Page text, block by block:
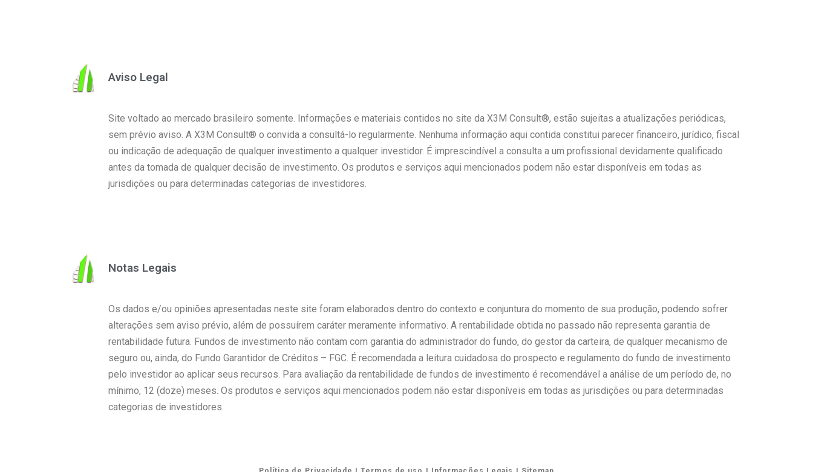
Aviso Legal
Site voltado ao mercado brasileiro somente. Informações e materiais contidos no site da X3M Consult®, estão sujeitas a atualizações periódicas,
sem prévio aviso. A X3M Consult® o convida a consultá-lo regularmente. Nenhuma informação aqui contida constitui parecer financeiro, jurídico, fiscal
ou indicação de adequação de qualquer investimento a qualquer investidor. É imprescindível a consulta a um profissional devidamente qualificado
antes da tomada de qualquer decisão de investimento. Os produtos e serviços aqui mencionados podem não estar disponíveis em todas as
jurisdições ou para determinadas categorias de investidores.
Notas Legais
Os dados e/ou opiniões apresentadas neste site foram elaborados dentro do contexto e conjuntura do momento de sua produção, podendo sofrer
alterações sem aviso prévio, além de possuírem caráter meramente informativo. A rentabilidade obtida no passado não representa garantia de
rentabilidade futura. Fundos de investimento não contam com garantia do administrador do fundo, do gestor da carteira, de qualquer mecanismo de
seguro ou, ainda, do Fundo Garantidor de Créditos – FGC. É recomendada a leitura cuidadosa do prospecto e regulamento do fundo de investimento
pelo investidor ao aplicar seus recursos. Para avaliação da rentabilidade de fundos de investimento é recomendável a análise de um período de, no
mínimo, 12 (doze) meses. Os produtos e serviços aqui mencionados podem não estar disponíveis em todas as jurisdições ou para determinadas
categorias de investidores.